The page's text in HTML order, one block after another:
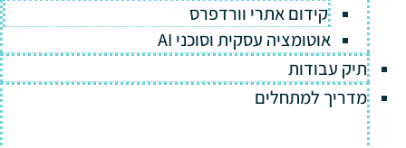
קידום אתרי וורדפרס
אוטומציה עסקית וסוכני AI
תיק עבודות
מדריך למתחלים